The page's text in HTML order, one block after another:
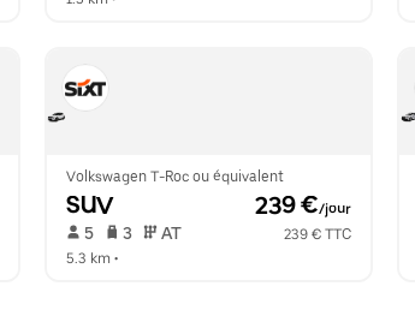
Volkswagen T-Roc ou équivalent
SUV 239 €/jour
5 3 AT
239 € TTC
5.3 km •